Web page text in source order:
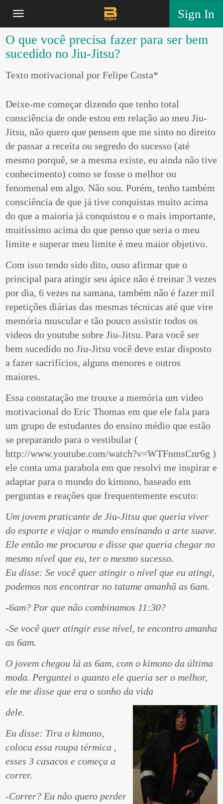
Sign In
O que você precisa fazer para ser bem
sucedido no Jiu-Jitsu?
Texto motivacional por Felipe Costa*
Deixe-me começar dizendo que tenho total
consciência de onde estou em relação ao meu Jiu-
Jitsu, não quero que pensem que me sinto no direito
de passar a receita ou segredo do sucesso (até
mesmo porquê, se a mesma existe, eu ainda não tive
conhecimento)como se fosse o melhor ou
fenomenal em algo. Não sou. Porém, tenho também
consciência de que já tive conquistas muito acima
do que a maioria já conquistou e o mais importante,
muitíssimo acima do que penso que seria o meu
limite e superar meu limite é meu maior objetivo.
Com isso tendo sido dito, ouso afirmar que o
principal para atingir seu ápice não é treinar 3 vezes
por dia, 6 vezes na samana, também não é fazer mil
repetições diárias das mesmas técnicas até que vire
memória muscular e tão pouco assistir todos os
videos do youtube sobre Jiu-Jitsu. Para você ser
bem sucedido no Jiu-Jitsu você deve estar disposto
a fazer sacrifícios, alguns menores e outros
maiores.
Essa constatação me trouxe a memória um video
motivacional do Eric Thomas em que ele fala para
um grupo de estudantes do ensino médio que estão
se preparando para o vestibular (
http://www.youtube.com/watch?v=WTFnmsCnr6g )
ele conta uma parabola em que resolvi me inspirar e
adaptar para o mundo do kimono, baseado em
perguntas e reações que frequentemente escuto:
Um jovem praticante de Jiu-Jitsu que queria viver
do esporte e viajar o mundo ensinando a arte suave.
Ele então me procurou e disse que queria chegar no
mesmo nível que eu, ter o mesmo sucesso.
Eu disse: Se você quer atingir o nível que eu atingi,
podemos nos encontrar no tatame amanhã as 6am.
-6am? Por que não combinamos 11:30?
-Se você quer atingir esse nível, te encontro amanha
as 6am.
O jovem chegou lá as 6am, com o kimono da última
moda. Perguntei o quanto ele queria ser o melhor,
ele me disse que era o sonho da vida
dele.
Eu disse: Tira o kimono,
coloca essa roupa térmica ,
esses 3 casacos e começa a
correr.
-Correr? Eu não quero perder